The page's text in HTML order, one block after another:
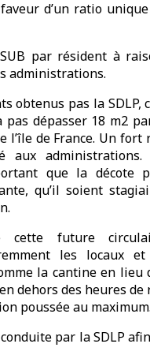
d’un ratio unique
par résident à
administrations.
obtenus pas la SDLP,
dépasser 18 m2
l’île de France. Un
aux administrations.
que la décote
qu’il soient
cette future
les locaux
la cantine en lieu
dehors des heures de
poussée au
par la SDLP